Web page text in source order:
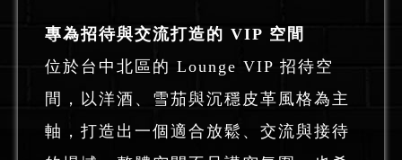
專為招待與交流打造的 VIP 空間
位於台中北區的 Lounge VIP 招待空
間，以洋酒、雪茄與沉穩皮革風格為主
軸，打造出一個適合放鬆、交流與接待